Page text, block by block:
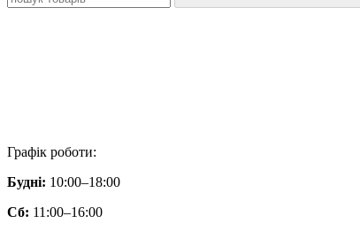
Графік роботи:
Будні: 10:00–18:00
Сб: 11:00–16:00